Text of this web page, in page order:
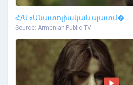
Հ/Ս «Անատոլիական պատմ�...
Source: Armenian Public TV